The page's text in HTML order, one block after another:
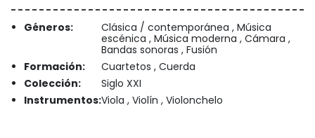
Géneros:
Clásica / contemporánea , Música
escénica , Música moderna , Cámara ,
Bandas sonoras , Fusión
Formación:
Cuartetos , Cuerda
Colección:
Siglo XXI
Instrumentos:Viola , Violín , Violonchelo